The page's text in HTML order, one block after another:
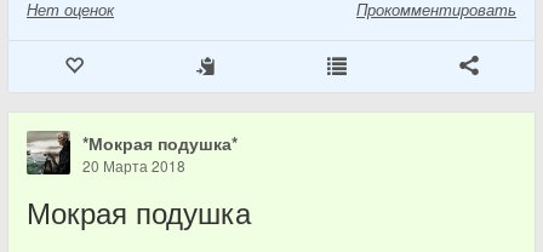
Нет оценок Прокомментировать
*Мокрая подушка*
20 Марта 2018
Мокрая подушка